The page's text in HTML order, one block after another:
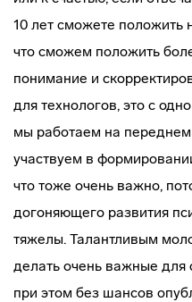
10 лет сможете положить
что сможем положить
понимание и
для технологов, это с
мы работаем на переднем
участвуем в
что тоже очень важно,
догоняющего развития
тяжелы. Талантливым
делать очень важные для
при этом без шансов